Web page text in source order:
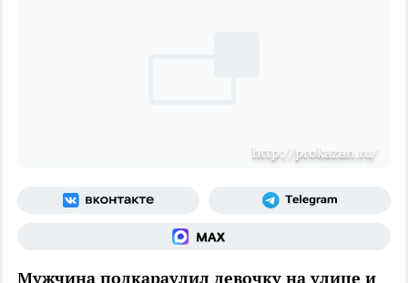
http://prokazan.ru/
Мужчина подкараулил девочку на улице и